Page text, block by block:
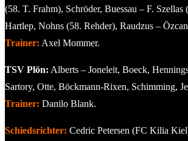
(58. T. Frahm), Schröder, Buessau – F. Szellas
Hartlep, Nohns (58. Rehder), Raudzus –
Trainer: Axel Mommer.
TSV Plön: Alberts – Joneleit, Boeck,
Sartory, Otte, Böckmann-Rixen, Schimming,
Trainer: Danilo Blank.
Schiedsrichter: Cedric Petersen (FC Kilia